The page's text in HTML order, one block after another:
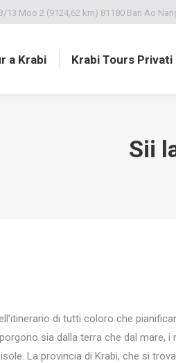
13 Moo 2 (9124,62 km) 81180 Ban Ao
a Krabi Krabi Tours Privati
Sii
di tutti coloro che
sia dalla terra che dal mare,
La provincia di Krabi, che si